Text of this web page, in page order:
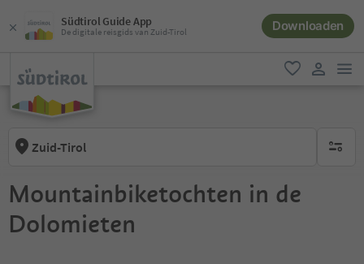
Südtirol Guide App
De digitale reisgids van Zuid-Tirol Downloaden
favoriet
Zuid-Tirol geen
Mountainbiketochten in de
Dolomieten